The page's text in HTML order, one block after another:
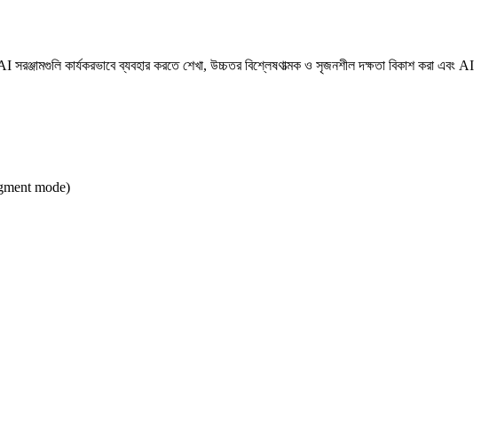
কার্যকরভাবে ব্যবহার করতে শেখা, উচ্চতর বিশ্লেষণাত্মক ও সৃজনশীল দক্ষতা বিকাশ করা এবং AI
mode)